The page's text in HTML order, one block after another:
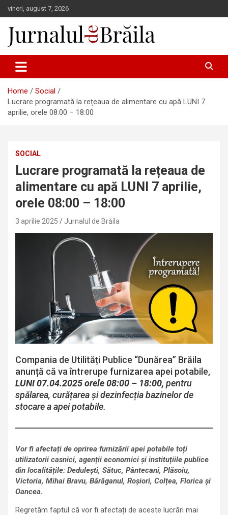
Skip
to
content
vineri, august 7, 2026
Jurnalul de Brăila
Home
Social
Lucrare programată la rețeaua de alimentare cu apă LUNI 7
aprilie, orele 08:00 – 18:00
SOCIAL
Lucrare programată la rețeaua de
alimentare cu apă LUNI 7 aprilie,
orele 08:00 – 18:00
3 aprilie 2025 Jurnalul de Brăila
Compania de Utilități Publice “Dunărea” Brăila
anunță că va întrerupe furnizarea apei potabile,
LUNI 07.04.2025 orele 08:00 – 18:00, pentru
spălarea, curățarea și dezinfecția bazinelor de
stocare a apei potabile.
Vor fi afectați de oprirea furnizării apei potabile toți
utilizatorii casnici, agenții economici și instituțiile publice
din localitățile: Dedulești, Sătuc, Pântecani, Plăsoiu,
Victoria, Mihai Bravu, Bărăganul, Roșiori, Colțea, Florica și
Oancea.
Regretăm faptul că vor fi afectați de aceste lucrări mai